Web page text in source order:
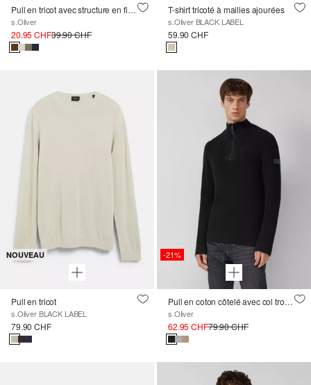
Pull en tricot avec structure en fil flammé et bord roulé
s.Oliver
20.95 CHF39.90 CHF
T-shirt tricoté à mailles ajourées
s.Oliver BLACK LABEL
59.90 CHF
NOUVEAU
Pull en tricot
s.Oliver BLACK LABEL
79.90 CHF
-21%
Pull en coton côtelé avec col troyer
s.Oliver
62.95 CHF79.90 CHF